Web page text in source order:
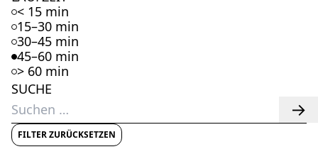
2018
2017
2016
2015
2014
2013
2012
2011
2010
2009
< 15 min
15–30 min
30–45 min
45–60 min
> 60 min
SUCHE
Suchen
nach:
FILTER ZURÜCKSETZEN